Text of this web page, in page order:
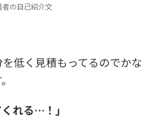
者の自己紹介文
低く見積もってるのでかな
れる…！」